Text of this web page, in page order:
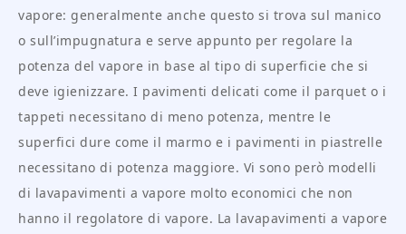
vapore: generalmente anche questo si trova sul manico
o sull’impugnatura e serve appunto per regolare la
potenza del vapore in base al tipo di superficie che si
deve igienizzare. I pavimenti delicati come il parquet o i
tappeti necessitano di meno potenza, mentre le
superfici dure come il marmo e i pavimenti in piastrelle
necessitano di potenza maggiore. Vi sono però modelli
di lavapavimenti a vapore molto economici che non
hanno il regolatore di vapore. La lavapavimenti a vapore